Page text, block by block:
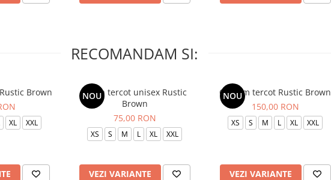
RECOMANDAM SI:
Brown
XL XXL
NOU
Bluza tercot unisex Rustic
Brown
75,00 RON
XS S M L XL XXL
VEZI VARIANTE
NOU
Costum tercot Rustic Brown
150,00 RON
XS S M L XL XXL
VEZI VARIANTE